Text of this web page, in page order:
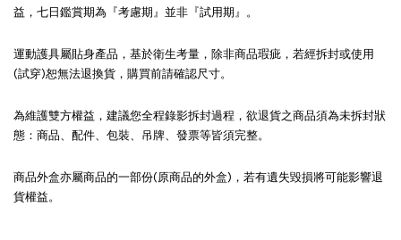
益，七日鑑賞期為『考慮期』並非『試用期』。
運動護具屬貼身產品，基於衛生考量，除非商品瑕疵，若經拆封或使用
(試穿)恕無法退換貨，購買前請確認尺寸。
為維護雙方權益，建議您全程錄影拆封過程，欲退貨之商品須為未拆封狀
態：商品、配件、包裝、吊牌、發票等皆須完整。
商品外盒亦屬商品的一部份(原商品的外盒)，若有遺失毀損將可能影響退
貨權益。